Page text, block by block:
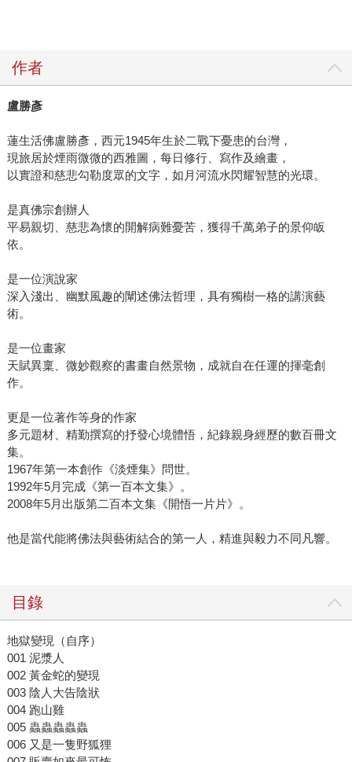
作者
盧勝彥
蓮生活佛盧勝彥，西元1945年生於二戰下憂患的台灣，
現旅居於煙雨微微的西雅圖，每日修行、寫作及繪畫，
以實證和慈悲勾勒度眾的文字，如月河流水閃耀智慧的光環。
是真佛宗創辦人
平易親切、慈悲為懷的開解病難憂苦，獲得千萬弟子的景仰皈
依。
是一位演說家
深入淺出、幽默風趣的闡述佛法哲理，具有獨樹一格的講演藝
術。
是一位畫家
天賦異稟、微妙觀察的書畫自然景物，成就自在任運的揮毫創
作。
更是一位著作等身的作家
多元題材、精勤撰寫的抒發心境體悟，紀錄親身經歷的數百冊文
集。
1967年第一本創作《淡煙集》問世。
1992年5月完成《第一百本文集》。
2008年5月出版第二百本文集《開悟一片片》。
他是當代能將佛法與藝術結合的第一人，精進與毅力不同凡響。
目錄
地獄變現（自序）
001 泥漿人
002 黃金蛇的變現
003 陰人大告陰狀
004 跑山雞
005 蟲蟲蟲蟲蟲
006 又是一隻野狐狸